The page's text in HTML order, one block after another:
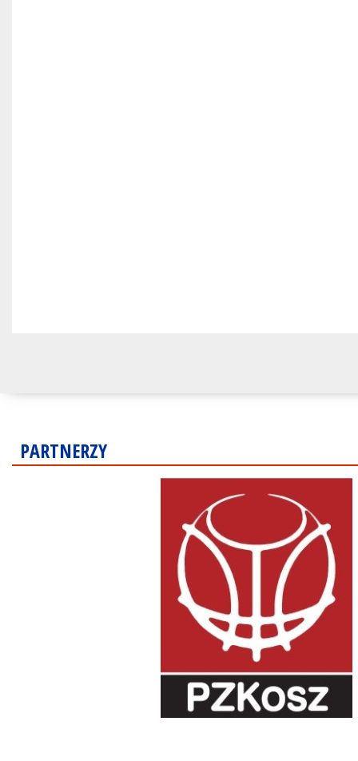
PARTNERZY